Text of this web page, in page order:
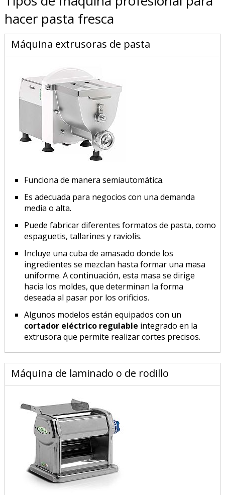
hacer pasta fresca
Máquina extrusoras de pasta
Funciona de manera semiautomática.
Es adecuada para negocios con una demanda
media o alta.
Puede fabricar diferentes formatos de pasta, como
espaguetis, tallarines y raviolis.
Incluye una cuba de amasado donde los
ingredientes se mezclan hasta formar una masa
uniforme. A continuación, esta masa se dirige
hacia los moldes, que determinan la forma
deseada al pasar por los orificios.
Algunos modelos están equipados con un
cortador eléctrico regulable integrado en la
extrusora que permite realizar cortes precisos.
Máquina de laminado o de rodillo